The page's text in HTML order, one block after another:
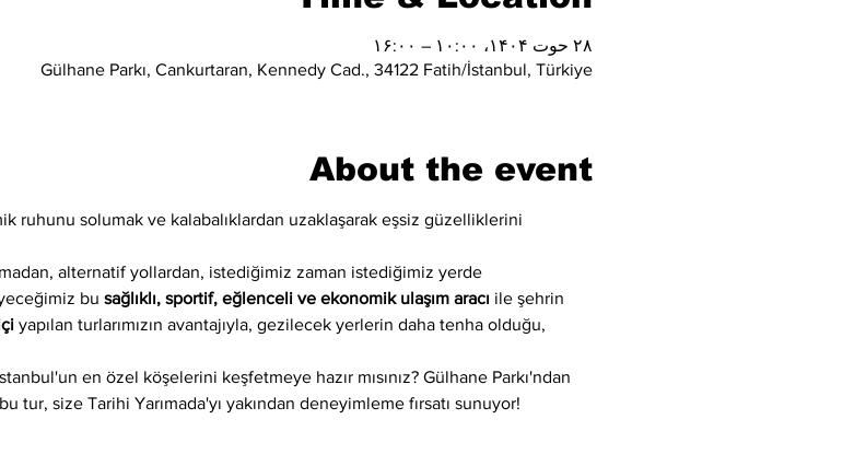
۲۸ حوت ۱۴۰۴، ۱۰:۰۰ – ۱۶:۰۰
Gülhane Parkı, Cankurtaran, Kennedy Cad., 34122 Fatih/İstanbul, Türkiye
About the event
ruhunu solumak ve kalabalıklardan uzaklaşarak eşsiz güzelliklerini
alternatif yollardan, istediğimiz zaman istediğimiz yerde
bu sağlıklı, sportif, eğlenceli ve ekonomik ulaşım aracı ile şehrin
yapılan turlarımızın avantajıyla, gezilecek yerlerin daha tenha olduğu,
en özel köşelerini keşfetmeye hazır mısınız? Gülhane Parkı'ndan
tur, size Tarihi Yarımada'yı yakından deneyimleme fırsatı sunuyor!